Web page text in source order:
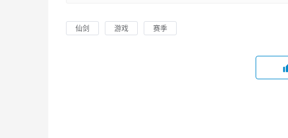
仙剑 游戏 赛季